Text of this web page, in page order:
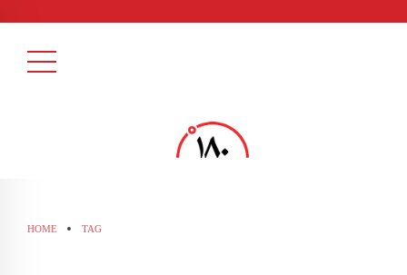
HOME TAG